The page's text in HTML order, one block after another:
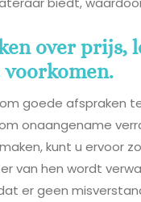
over prijs,
voorkomen.
goede afspraken
onaangename
kunt u ervoor
van hen wordt
er geen